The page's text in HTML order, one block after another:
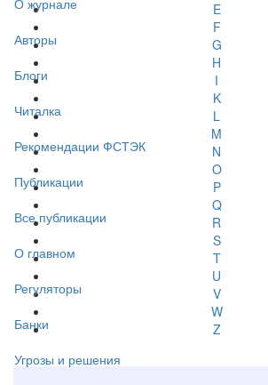
О журнале
Авторы
Блоги
Читалка
Рекомендации ФСТЭК
Публикации
Все публикации
О главном
Регуляторы
Банки
Угрозы и решения
E
F
G
H
I
K
L
M
N
O
P
Q
R
S
T
U
V
W
Z